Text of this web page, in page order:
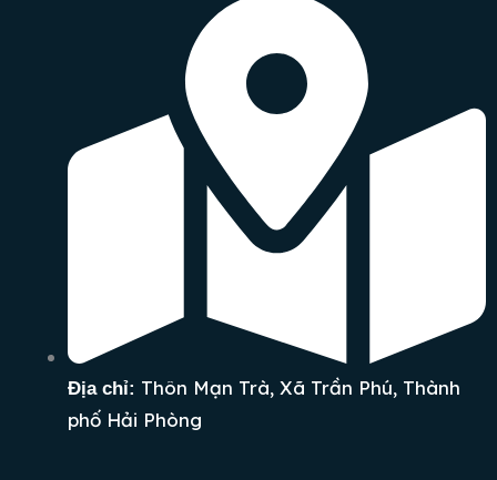
Địa chỉ: Thôn Mạn Trà, Xã Trần Phú, Thành
phố Hải Phòng